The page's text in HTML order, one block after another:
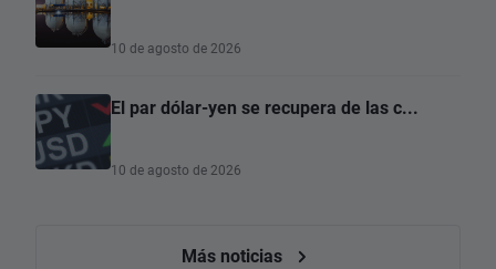
10 de agosto de 2026
El par dólar-yen se recupera de las c...
10 de agosto de 2026
Más noticias